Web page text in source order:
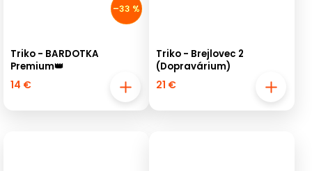
–33 %
Triko - BARDOTKA
Premium👑
14 €
Triko - Brejlovec 2
(Dopravárium)
21 €